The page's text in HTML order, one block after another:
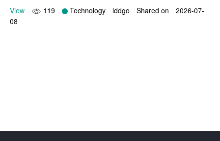
View 119 Technology lddgo Shared on
2026-07-
08